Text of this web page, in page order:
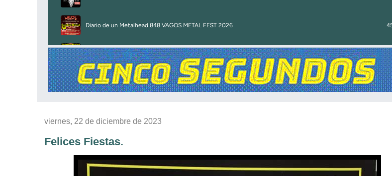
viernes, 22 de diciembre de 2023
Felices Fiestas.